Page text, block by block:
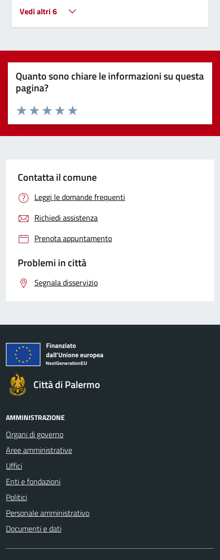
Vedi altri 6
Quanto sono chiare le informazioni su questa
pagina?
Valuta 5 stelle su 5
Valuta 4 stelle su 5
Valuta 3 stelle su 5
Valuta 2 stelle su 5
Valuta 1 stelle su 5
Contatta il comune
Leggi le domande frequenti
Richiedi assistenza
Prenota appuntamento
Problemi in città
Segnala disservizio
Città di Palermo
AMMINISTRAZIONE
Organi di governo
Aree amministrative
Uffici
Enti e fondazioni
Politici
Personale amministrativo
Documenti e dati